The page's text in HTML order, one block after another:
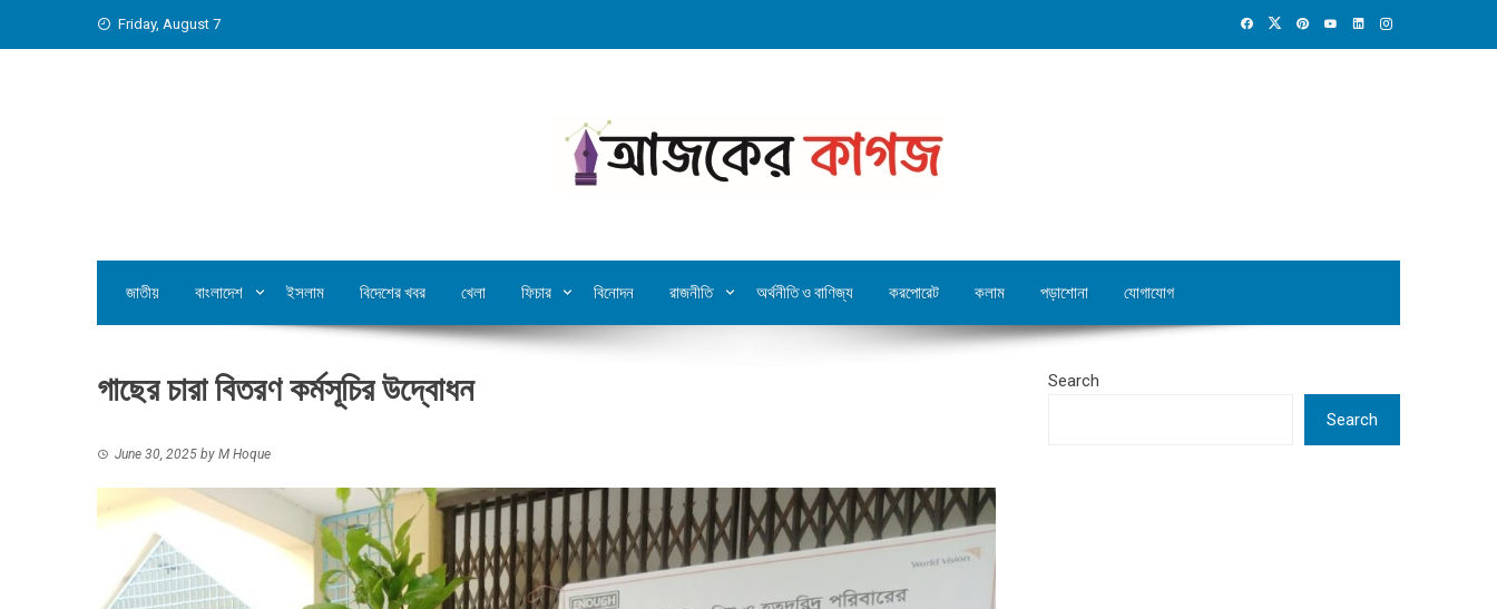
Friday, August 7
জাতীয় বাংলাদেশ ইসলাম বিদেশের খবর খেলা ফিচার বিনোদন রাজনীতি অর্থনীতি ও বাণিজ্য করপোরেট কলাম পড়াশোনা যোগাযোগ
গাছের চারা বিতরণ কর্মসূচির উদ্বোধন
June 30, 2025 by M Hoque
Search
Search